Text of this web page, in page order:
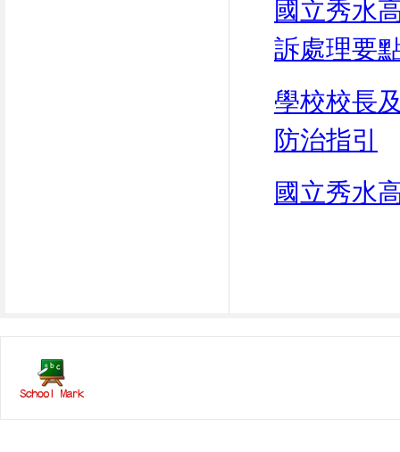
國立秀水
訴處理要
學校校長
防治指引
國立秀水